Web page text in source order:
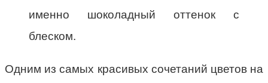
именно шоколадный оттенок с
блеском.
Одним из самых красивых сочетаний цветов на